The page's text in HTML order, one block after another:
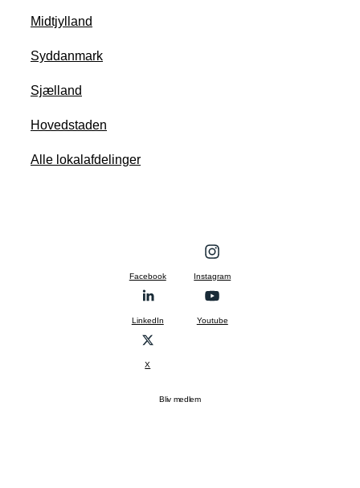
Midtjylland
Syddanmark
Sjælland
Hovedstaden
Alle lokalafdelinger
Facebook Instagram
LinkedIn Youtube
X
Bliv medlem